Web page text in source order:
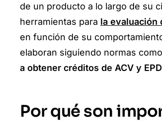
de un producto a lo largo de su
herramientas para la evaluación
en función de su
elaboran siguiendo normas como
a obtener créditos de ACV y
Por qué son